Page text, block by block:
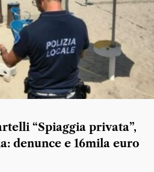
“Spiaggia privata”,
denunce e 16mila euro